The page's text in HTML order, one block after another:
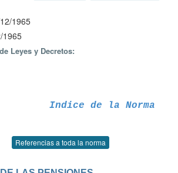
1965
1965
Leyes y Decretos:
Indice de la Norma
Referencias a toda la norma